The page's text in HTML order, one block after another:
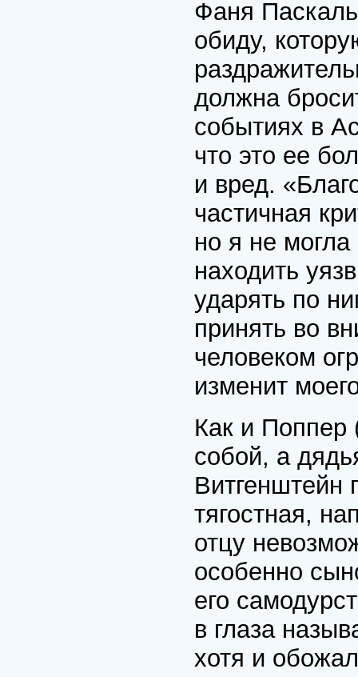
Фаня
обиду,
должна
событиях в
что это ее
и вред.
частичная
но я не
находить
ударять по
принять во
человеком
изменит
Как и Поппер
собой, а
Витгенштейн
тягостная,
отцу
особенно
его
в глаза
хотя и